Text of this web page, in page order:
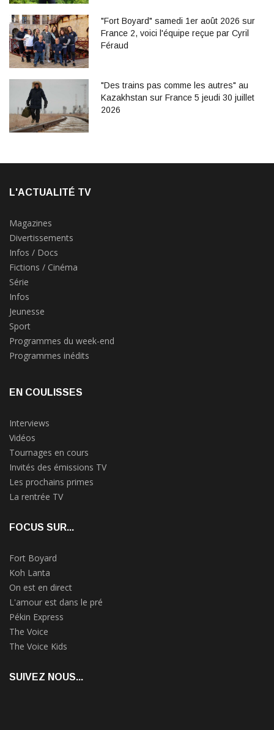
"Fort Boyard" samedi 1er août 2026 sur
France 2, voici l'équipe reçue par Cyril
Féraud
"Des trains pas comme les autres" au
Kazakhstan sur France 5 jeudi 30 juillet
2026
L'ACTUALITÉ TV
Magazines
Divertissements
Infos / Docs
Fictions / Cinéma
Série
Infos
Jeunesse
Sport
Programmes du week-end
Programmes inédits
EN COULISSES
Interviews
Vidéos
Tournages en cours
Invités des émissions TV
Les prochains primes
La rentrée TV
FOCUS SUR...
Fort Boyard
Koh Lanta
On est en direct
L'amour est dans le pré
Pékin Express
The Voice
The Voice Kids
SUIVEZ NOUS...